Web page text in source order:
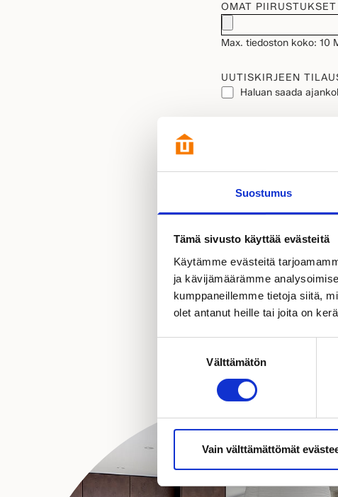
Suostumus
Tämä sivusto käyttää evästeitä
Käytämme evästeitä
ja kävijämäärämme
kumppaneillemme tietoja siitä,
olet antanut heille tai joita on
Välttämätön
Vain välttämättömät
OMAT
Max. tiedoston koko: 10
UUTISKIRJEEN
Haluan saada